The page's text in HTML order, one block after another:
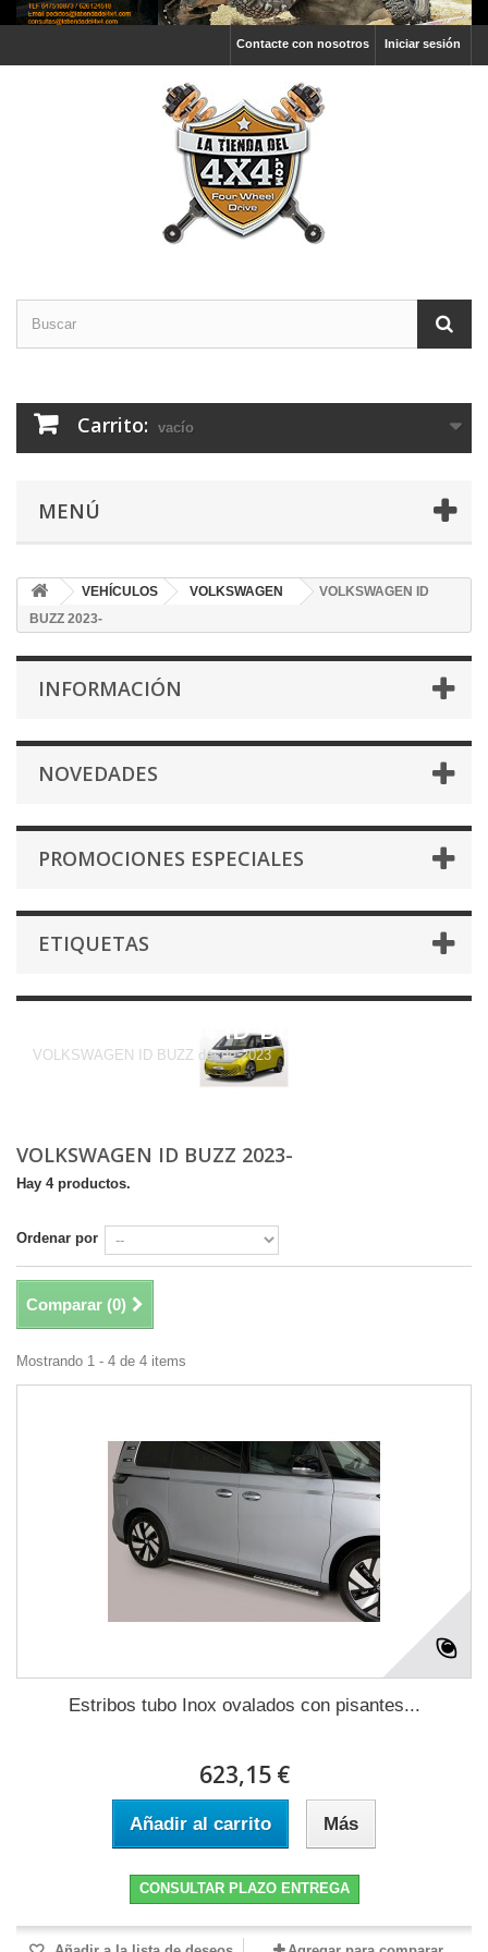
Iniciar sesión
Contacte con nosotros
Carrito: vacío
MENÚ
VEHÍCULOS VOLKSWAGEN
VOLKSWAGEN ID
BUZZ 2023-
INFORMACIÓN
NOVEDADES
PROMOCIONES ESPECIALES
ETIQUETAS
VOLKSWAGEN ID BUZZ 2023-
VOLKSWAGEN ID BUZZ desde 2023
VOLKSWAGEN ID BUZZ 2023-
Hay 4 productos.
Ordenar por
Comparar (0)
Mostrando 1 - 4 de 4 items
Estribos tubo Inox ovalados con pisantes...
623,15 €
Añadir al carrito Más
CONSULTAR PLAZO ENTREGA